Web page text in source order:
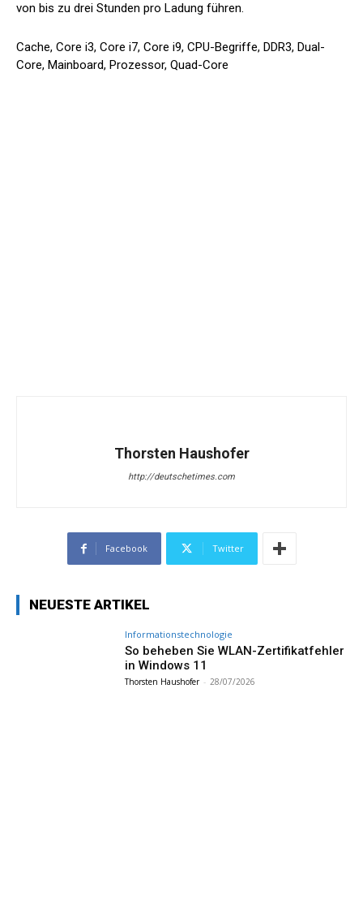
von bis zu drei Stunden pro Ladung führen.
Cache, Core i3, Core i7, Core i9, CPU-Begriffe, DDR3, Dual-
Core, Mainboard, Prozessor, Quad-Core
Thorsten Haushofer
http://deutschetimes.com
Facebook Twitter
NEUESTE ARTIKEL
Informationstechnologie
So beheben Sie WLAN-Zertifikatfehler
in Windows 11
Thorsten Haushofer - 28/07/2026